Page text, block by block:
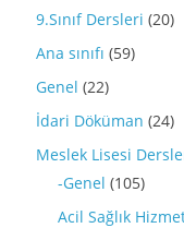
9.Sınıf Dersleri (20)
Ana sınıfı (59)
Genel (22)
İdari Döküman (24)
Meslek Lisesi
-Genel (105)
Acil Sağlık